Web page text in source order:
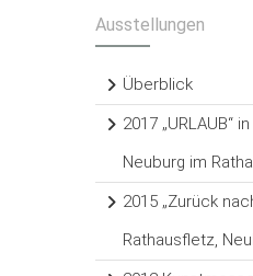
Ausstellungen
Überblick
2017 „URLAUB“
Neuburg im
2015 „Zurück
Rathausfletz,